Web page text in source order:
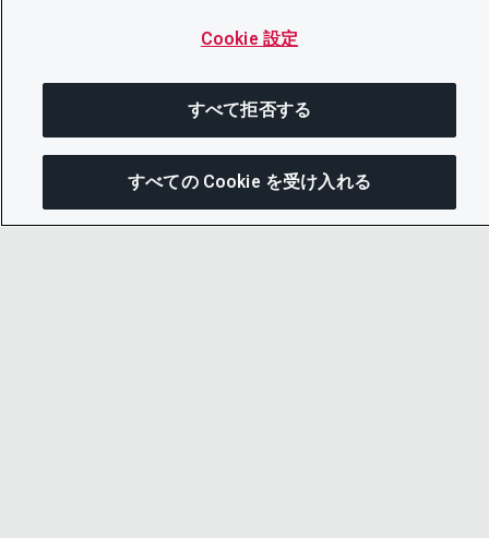
このページを共有 メニューを
Cookie 設定
すべて拒否する
すべての Cookie を受け入れる